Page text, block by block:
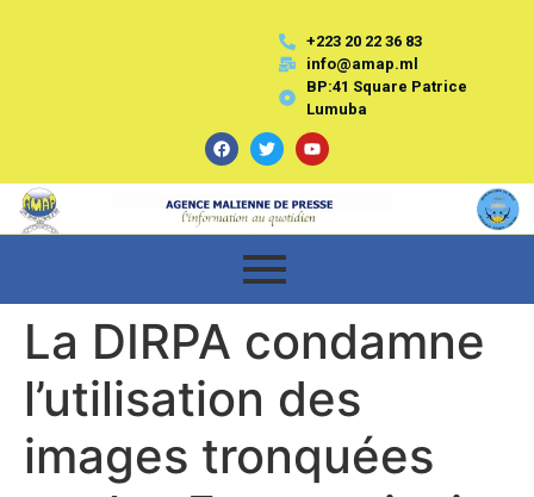
+223 20 22 36 83
info@amap.ml
BP:41 Square Patrice
Lumuba
La DIRPA condamne
l’utilisation des
images tronquées